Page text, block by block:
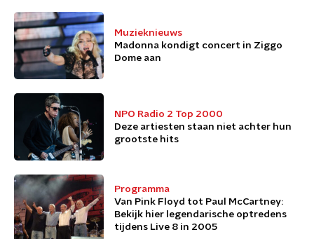
Muzieknieuws
Madonna kondigt concert in Ziggo
Dome aan
NPO Radio 2 Top 2000
Deze artiesten staan niet achter hun
grootste hits
Programma
Van Pink Floyd tot Paul McCartney:
Bekijk hier legendarische optredens
tijdens Live 8 in 2005